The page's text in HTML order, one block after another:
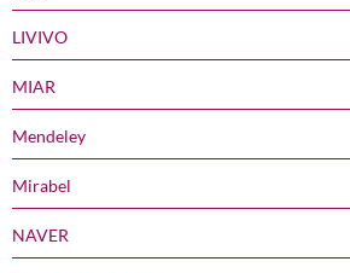
LIVIVO
MIAR
Mendeley
Mirabel
NAVER